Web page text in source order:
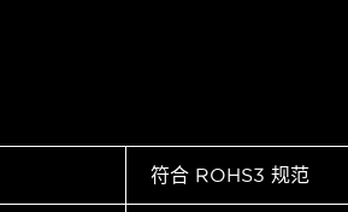
符合 ROHS3 规范